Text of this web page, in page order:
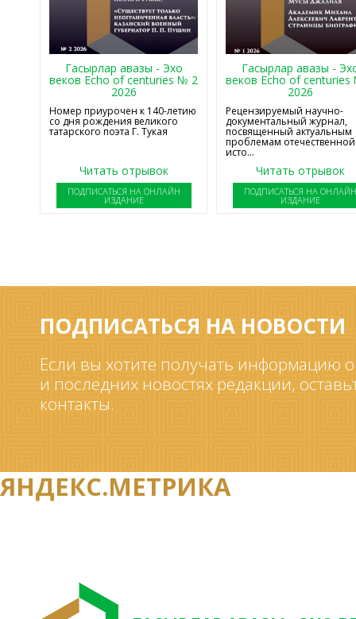
Гасырлар авазы - Эхо
веков Echo of centuries № 2
2026
Номер приурочен к 140-летию
со дня рождения великого
татарского поэта Г. Тукая
Читать отрывок
ПОДПИСАТЬСЯ НА ОНЛАЙН
ИЗДАНИЕ
Гасырлар авазы -
веков Echo of
2026
Рецензируемый научно-
документальный журнал,
посвященный актуальным
проблемам отечественной
исто...
Читать отрывок
ПОДПИСАТЬСЯ НА
ИЗДАНИЕ
ПОДПИСАТЬСЯ НА НОВОСТИ
Если вы хотите получать информацию
и последних новостях редакции,
контакты.
ЯНДЕКС.МЕТРИКА